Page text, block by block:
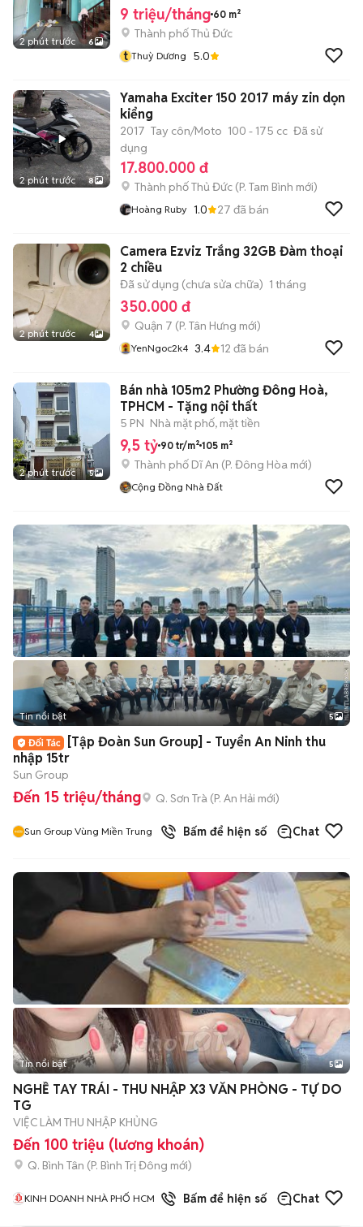
2 phút trước 6
9 triệu/tháng 60 m²
Thành phố Thủ Đức
t Thuỳ Dương 5.0
2 phút trước 8
Yamaha Exciter 150 2017 máy zin dọn
kiểng
2017 Tay côn/Moto 100 - 175 cc Đã sử
dụng
17.800.000 đ
Thành phố Thủ Đức (P. Tam Bình mới)
Hoàng Ruby 1.0 27 đã bán
2 phút trước 4
Camera Ezviz Trắng 32GB Đàm thoại
2 chiều
Đã sử dụng (chưa sửa chữa) 1 tháng
350.000 đ
Quận 7 (P. Tân Hưng mới)
YenNgoc2k4 3.4 12 đã bán
2 phút trước 5
Bán nhà 105m2 Phường Đông Hoà,
TPHCM - Tặng nội thất
5 PN Nhà mặt phố, mặt tiền
9,5 tỷ 90 tr/m² 105 m²
Thành phố Dĩ An (P. Đông Hòa mới)
Cộng Đồng Nhà Đất
Tin nổi bật 5
[Tập Đoàn Sun Group] - Tuyển An Ninh thu
nhập 15tr
Sun Group
Đến 15 triệu/tháng Q. Sơn Trà (P. An Hải mới)
Sun Group Vùng Miền Trung Bấm để hiện số Chat
Tin nổi bật 5
NGHỀ TAY TRÁI - THU NHẬP X3 VĂN PHÒNG - TỰ DO
TG
VIỆC LÀM THU NHẬP KHỦNG
Đến 100 triệu (lương khoán)
Q. Bình Tân (P. Bình Trị Đông mới)
KINH DOANH NHÀ PHỐ HCM 1đã bánBấm để hiện số Chat